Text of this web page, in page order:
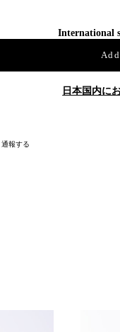
International
日本国内に
通報する